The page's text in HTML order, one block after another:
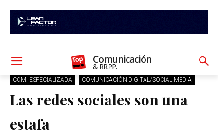
Comunicación
& RR.PP.
COM. ESPECIALIZADA COMUNICACIÓN DIGITAL/SOCIAL MEDIA
Las redes sociales son una
estafa